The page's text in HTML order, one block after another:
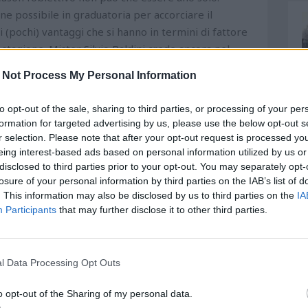
Not Process My Personal Information
opt-out of the sale, sharing to third parties, or processing of your
for targeted advertising by us, please use the below opt-out
selection. Please note that after your opt-out request is processed
interest-based ads based on personal information utilized by us
to third parties prior to your opt-out. You may separately
of your personal information by third parties on the IAB’s list of
This information may also be disclosed by us to third parties on the
Participants that may further disclose it to other third parties.
Data Processing Opt Outs
opt-out of the Sharing of my personal data.
possibile in graduatoria per accorciare il
vantaggi che si hanno in termini di fattore
Mister Silvio Baldini crede ancora nel
della sua squadra, quando con numeri da
certo di regalare ai tifosi la promozione a
finale della truppa. Che fosse il primo posto,
appendice post season, oppure il decimo,
ad eliminazione con in palio un solo pass per
sostenuto di poter compiere il capolavoro. Lo ha
che all'epoca sembravano dettate più da cautela e
l'appiglio al quale si aggrappa con forza la
ma che ha perso fiducia in una squadra che
da inizio mercato con un centravanti prolifico e
inequivocabile involuzione. Lo dicono il contenuto
in tutta evidenza. Dall'ultima vittoria, datata 30
il Pescara riuscì a battere a domicilio un
5 pareggi e 3 sconfitte, un cammino da censura e